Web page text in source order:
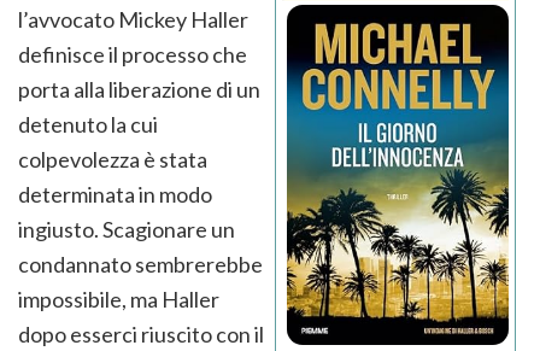
l’avvocato Mickey Haller
definisce il processo che
porta alla liberazione di un
detenuto la cui
colpevolezza è stata
determinata in modo
ingiusto. Scagionare un
condannato sembrerebbe
impossibile, ma Haller
dopo esserci riuscito con il